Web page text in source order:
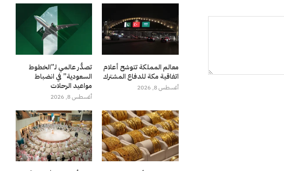
معالم المملكة تتوشح أعلام
اتفاقية مكة للدفاع المشترك
أغسطس 8, 2026
تصدُّر عالمي لـ”الخطوط
السعودية” في انضباط
مواعيد الرحلات
أغسطس 8, 2026